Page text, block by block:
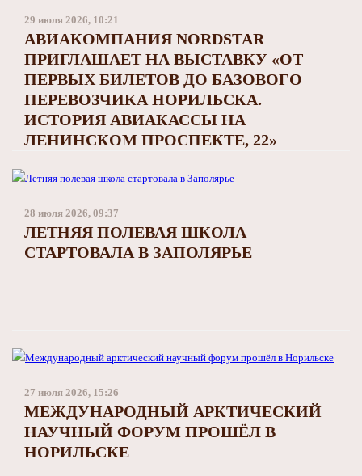
29 июля 2026, 10:21
АВИАКОМПАНИЯ NORDSTAR
ПРИГЛАШАЕТ НА ВЫСТАВКУ «ОТ
ПЕРВЫХ БИЛЕТОВ ДО БАЗОВОГО
ПЕРЕВОЗЧИКА НОРИЛЬСКА.
ИСТОРИЯ АВИАКАССЫ НА
ЛЕНИНСКОМ ПРОСПЕКТЕ, 22»
28 июля 2026, 09:37
ЛЕТНЯЯ ПОЛЕВАЯ ШКОЛА
СТАРТОВАЛА В ЗАПОЛЯРЬЕ
27 июля 2026, 15:26
МЕЖДУНАРОДНЫЙ АРКТИЧЕСКИЙ
НАУЧНЫЙ ФОРУМ ПРОШЁЛ В
НОРИЛЬСКЕ